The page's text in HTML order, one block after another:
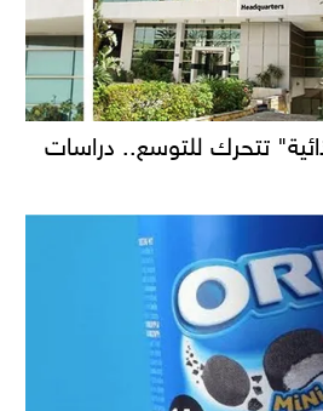
تتحرك للتوسع.. دراسات